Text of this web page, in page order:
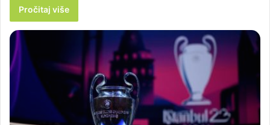
Pročitaj više